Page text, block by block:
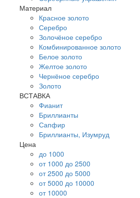
Материал
Красное золото
Серебро
Золочёное серебро
Комбинированное золото
Белое золото
Желтое золото
Чернёное серебро
Золото
ВСТАВКА
Фианит
Бриллианты
Сапфир
Бриллианты, Изумруд
Цена
до 1000
от 1000 до 2500
от 2500 до 5000
от 5000 до 10000
от 10000